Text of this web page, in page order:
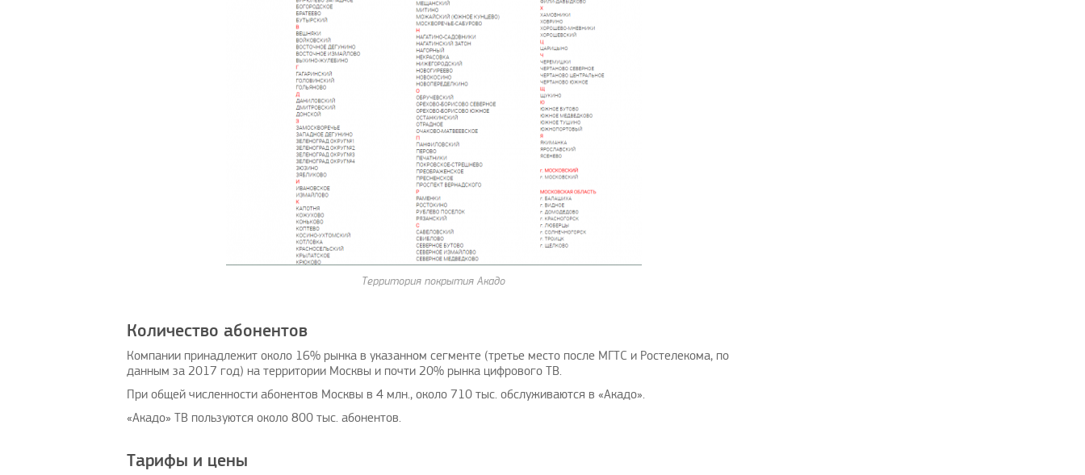
Территория покрытия Акадо
Количество абонентов
Компании принадлежит около 16% рынка в указанном сегменте (третье место после МГТС и Ростелекома, по
данным за 2017 год) на территории Москвы и почти 20% рынка цифрового ТВ.
При общей численности абонентов Москвы в 4 млн., около 710 тыс. обслуживаются в «Акадо».
«Акадо» ТВ пользуются около 800 тыс. абонентов.
Тарифы и цены